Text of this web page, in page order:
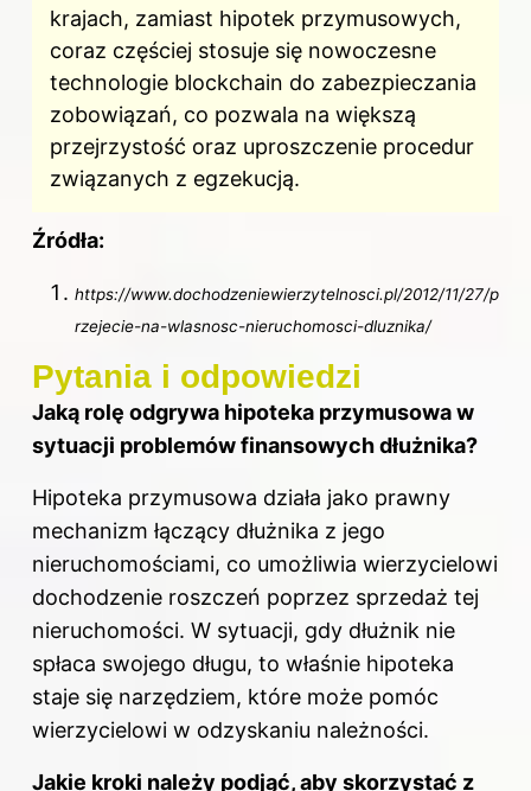
krajach, zamiast hipotek przymusowych,
coraz częściej stosuje się nowoczesne
technologie blockchain do zabezpieczania
zobowiązań, co pozwala na większą
przejrzystość oraz uproszczenie procedur
związanych z egzekucją.
Źródła:
https://www.dochodzeniewierzytelnosci.pl/2012/11/27/p
rzejecie-na-wlasnosc-nieruchomosci-dluznika/
Pytania i odpowiedzi
Jaką rolę odgrywa hipoteka przymusowa w
sytuacji problemów finansowych dłużnika?
Hipoteka przymusowa działa jako prawny
mechanizm łączący dłużnika z jego
nieruchomościami, co umożliwia wierzycielowi
dochodzenie roszczeń poprzez sprzedaż tej
nieruchomości. W sytuacji, gdy dłużnik nie
spłaca swojego długu, to właśnie hipoteka
staje się narzędziem, które może pomóc
wierzycielowi w odzyskaniu należności.
Jakie kroki należy podjąć, aby skorzystać z